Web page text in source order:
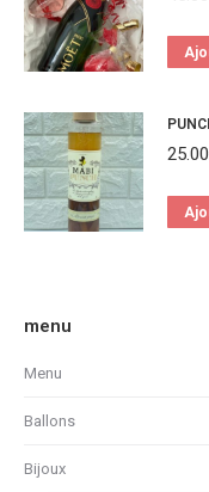
25.00
menu
Menu
Ballons
Bijoux